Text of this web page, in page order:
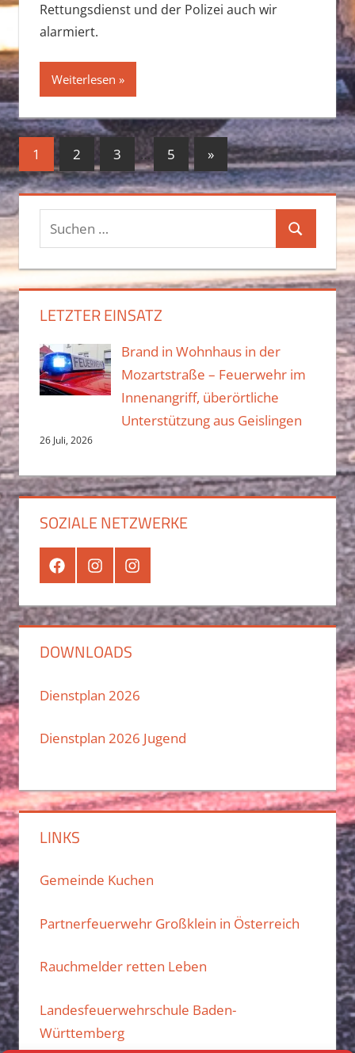
Rettungsdienst und der Polizei auch wir
alarmiert.
Weiterlesen
Seitennummerierung
der
Beiträge
1 2 3 … 5
Nächste
Beiträge
»
Suchen
nach:
Suchen
LETZTER EINSATZ
Brand in Wohnhaus in der
Mozartstraße – Feuerwehr im
Innenangriff, überörtliche
Unterstützung aus Geislingen
26 Juli, 2026
SOZIALE NETZWERKE
FacebookInstagramInstagram
Jugend
DOWNLOADS
Dienstplan 2026
Dienstplan 2026 Jugend
LINKS
Gemeinde Kuchen
Partnerfeuerwehr Großklein in Österreich
Rauchmelder retten Leben
Landesfeuerwehrschule Baden-
Württemberg